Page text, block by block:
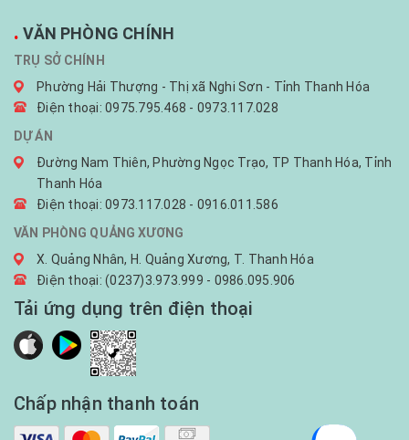
. VĂN PHÒNG CHÍNH
TRỤ SỞ CHÍNH
Phường Hải Thượng - Thị xã Nghi Sơn - Tỉnh Thanh Hóa
Điện thoại: 0975.795.468 - 0973.117.028
DỰ ÁN
Đường Nam Thiên, Phường Ngọc Trạo, TP Thanh Hóa, Tỉnh
Thanh Hóa
Điện thoại: 0973.117.028 - 0916.011.586
VĂN PHÒNG QUẢNG XƯƠNG
X. Quảng Nhân, H. Quảng Xương, T. Thanh Hóa
Điện thoại: (0237)3.973.999 - 0986.095.906
Tải ứng dụng trên điện thoại
Chấp nhận thanh toán